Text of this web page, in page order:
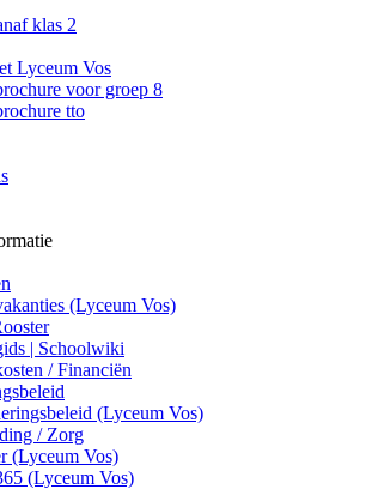
klas 2
Lyceum Vos
voor groep 8
tto
(Lyceum Vos)
| Schoolwiki
/ Financiën
(Lyceum Vos)
/ Zorg
(Lyceum Vos)
(Lyceum Vos)